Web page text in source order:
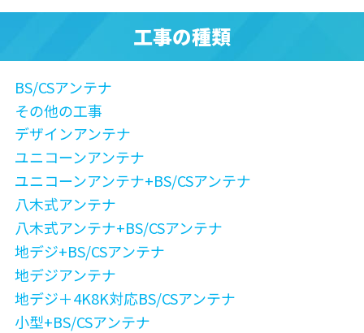
工事の種類
BS/CSアンテナ
その他の工事
デザインアンテナ
ユニコーンアンテナ
ユニコーンアンテナ+BS/CSアンテナ
八木式アンテナ
八木式アンテナ+BS/CSアンテナ
地デジ+BS/CSアンテナ
地デジアンテナ
地デジ＋4K8K対応BS/CSアンテナ
小型+BS/CSアンテナ